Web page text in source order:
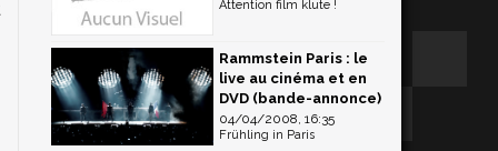
Attention film klute !
Rammstein Paris : le
live au cinéma et en
DVD (bande-annonce)
04/04/2008, 16:35
Frühling in Paris